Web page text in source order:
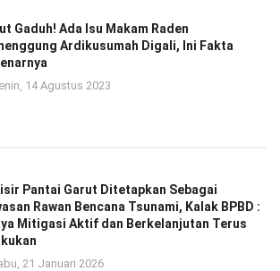
Gaduh! Ada Isu Makam Raden
Ardikusumah Digali, Ini Fakta
14 Agustus 2023
Pantai Garut Ditetapkan Sebagai
Rawan Bencana Tsunami, Kalak BPBD :
Mitigasi Aktif dan Berkelanjutan Terus
21 Januari 2026